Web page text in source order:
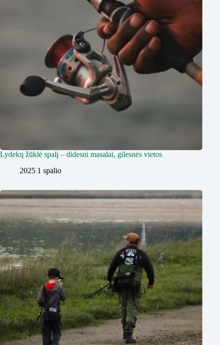
Lydekų žūklė spalį – didesni masalai, gilesnės vietos
2025 1 spalio